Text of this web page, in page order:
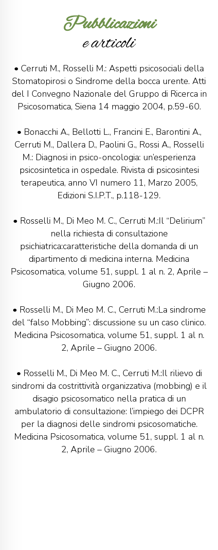
Pubblicazioni
e articoli
• Cerruti M., Rosselli M.: Aspetti psicosociali della
Stomatopirosi o Sindrome della bocca urente. Atti
del I Convegno Nazionale del Gruppo di Ricerca in
Psicosomatica, Siena 14 maggio 2004, p.59-60.
• Bonacchi A., Bellotti L., Francini E., Barontini A.,
Cerruti M., Dallera D., Paolini G., Rossi A., Rosselli
M.: Diagnosi in psico-oncologia: un’esperienza
psicosintetica in ospedale. Rivista di psicosintesi
terapeutica, anno VI numero 11, Marzo 2005,
Edizioni S.I.P.T., p.118-129.
• Rosselli M., Di Meo M. C., Cerruti M.:Il “Delirium”
nella richiesta di consultazione
psichiatrica:caratteristiche della domanda di un
dipartimento di medicina interna. Medicina
Psicosomatica, volume 51, suppl. 1 al n. 2, Aprile –
Giugno 2006.
• Rosselli M., Di Meo M. C., Cerruti M.:La sindrome
del “falso Mobbing”: discussione su un caso clinico.
Medicina Psicosomatica, volume 51, suppl. 1 al n.
2, Aprile – Giugno 2006.
• Rosselli M., Di Meo M. C., Cerruti M.:Il rilievo di
sindromi da costrittività organizzativa (mobbing) e il
disagio psicosomatico nella pratica di un
ambulatorio di consultazione: l’impiego dei DCPR
per la diagnosi delle sindromi psicosomatiche.
Medicina Psicosomatica, volume 51, suppl. 1 al n.
2, Aprile – Giugno 2006.